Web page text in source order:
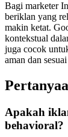
Bagi marketer
beriklan yang
makin ketat.
kontekstual
juga cocok
aman dan
Apakah
behavioral?